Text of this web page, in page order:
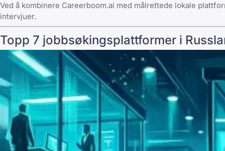
Ved å kombinere Careerboom.ai med målrettede lokale
intervjuer.
Topp 7 jobbsøkingsplattformer i